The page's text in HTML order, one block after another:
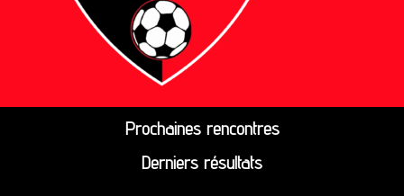
Prochaines rencontres
Derniers résultats